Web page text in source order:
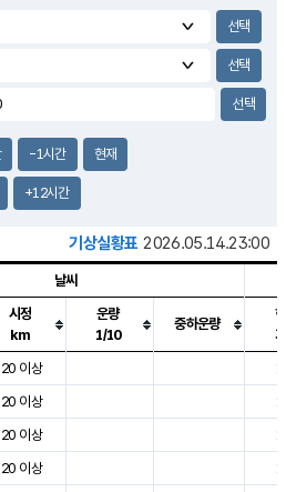
-1시간 현재
+12시간
기상실황표 2026.05.14.23:00
, 기온, 강수, 바람, 기압등을 안내한 표입
날씨
시정
km
운량
1/10
중하운량
20 이상
20 이상
20 이상
20 이상